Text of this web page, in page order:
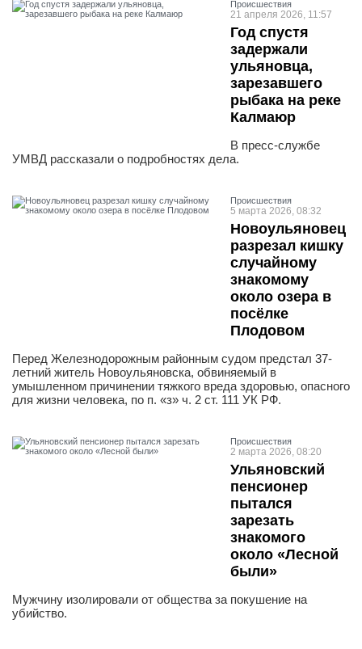
Проиcшествия
21 апреля 2026, 11:57
Год спустя
задержали
ульяновца,
зарезавшего
рыбака на реке
Калмаюр
В пресс-службе
УМВД рассказали о подробностях дела.
Проиcшествия
5 марта 2026, 08:32
Новоульяновец
разрезал кишку
случайному
знакомому
около озера в
посёлке
Плодовом
Перед Железнодорожным районным судом предстал 37-
летний житель Новоульяновска, обвиняемый в
умышленном причинении тяжкого вреда здоровью, опасного
для жизни человека, по п. «з» ч. 2 ст. 111 УК РФ.
Проиcшествия
2 марта 2026, 08:20
Ульяновский
пенсионер
пытался
зарезать
знакомого
около «Лесной
были»
Мужчину изолировали от общества за покушение на
убийство.